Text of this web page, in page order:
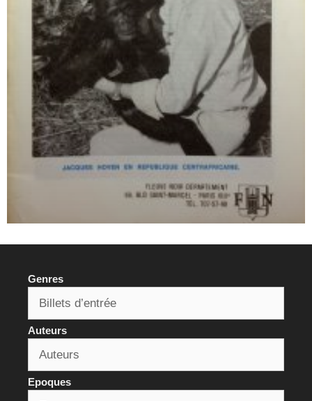
Genres
Auteurs
Epoques